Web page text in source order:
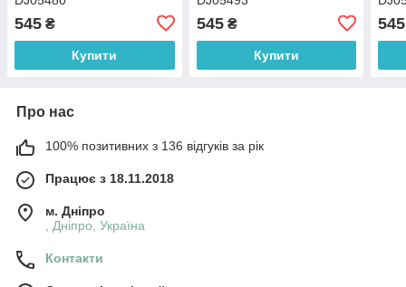
545 ₴
Купити
545₴
Купити
545
Про нас
100% позитивних з 136 відгуків за рік
Працює з 18.11.2018
м. Дніпро
, Дніпро, Україна
Контакти